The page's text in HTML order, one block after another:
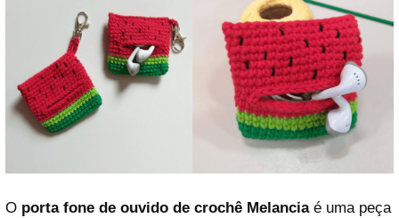
O porta fone de ouvido de crochê Melanciaé uma peça